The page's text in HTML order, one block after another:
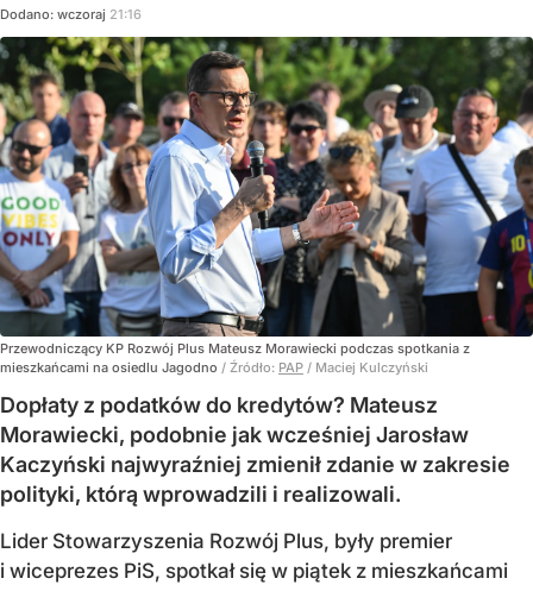
Dodano: wczoraj 21:16
Przewodniczący KP Rozwój Plus Mateusz Morawiecki podczas spotkania z
mieszkańcami na osiedlu Jagodno / Źródło: PAP / Maciej Kulczyński
Dopłaty z podatków do kredytów? Mateusz
Morawiecki, podobnie jak wcześniej Jarosław
Kaczyński najwyraźniej zmienił zdanie w zakresie
polityki, którą wprowadzili i realizowali.
Lider Stowarzyszenia Rozwój Plus, były premier
i wiceprezes PiS, spotkał się w piątek z mieszkańcami